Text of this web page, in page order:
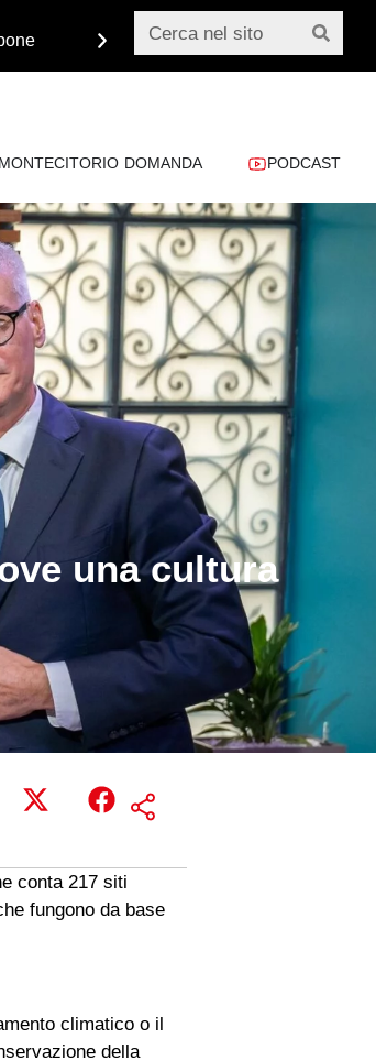
Monsignor Paglia:
MONTECITORIO DOMANDA PODCAST
una cultura
conta 217 siti
fungono da base
climatico o il
della